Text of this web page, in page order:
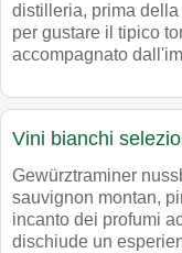
distilleria, prima
per gustare il tipico
accompagnato
Vini bianchi
Gewürztraminer
sauvignon montan,
incanto dei profumi
dischiude un